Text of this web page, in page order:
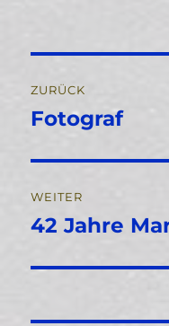
ZURÜCK
Vorheriger
Fotograf
WEITER
Nächster
42 Jahre